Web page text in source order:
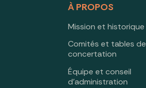
À PROPOS
Mission et historique
Comités et tables de
concertation
Équipe et conseil
d’administration